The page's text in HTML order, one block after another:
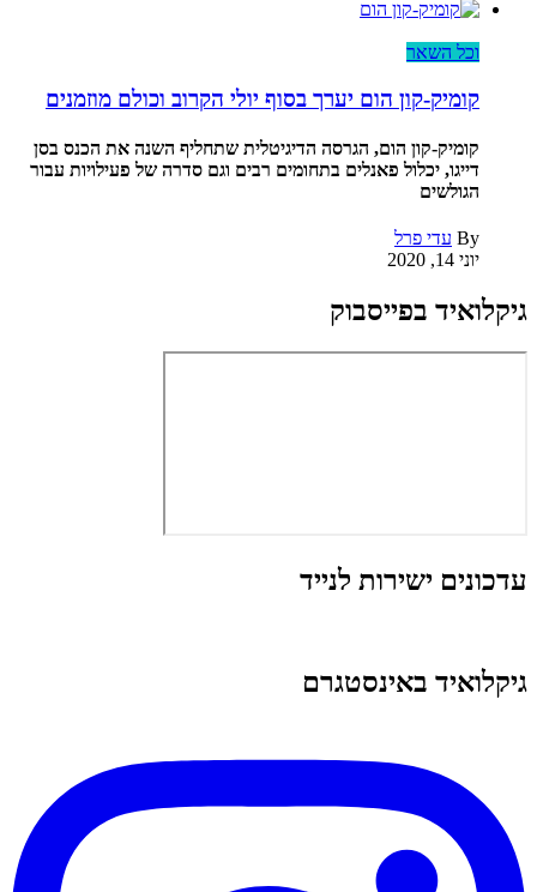
וכל השאר
קומיק-קון הום יערך בסוף יולי הקרוב וכולם מוזמנים
קומיק-קון הום, הגרסה הדיגיטלית שתחליף השנה את הכנס בסן
דייגו, יכלול פאנלים בתחומים רבים וגם סדרה של פעילויות עבור
הגולשים
By עדי פרל
יוני 14, 2020
גיקלואיד בפייסבוק
עדכונים ישירות לנייד
גיקלואיד באינסטגרם